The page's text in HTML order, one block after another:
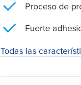
Proceso de
Fuerte
Todas las